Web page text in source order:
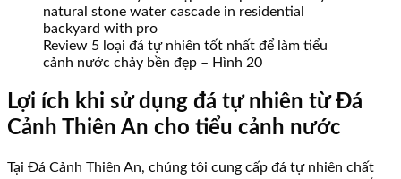
Review 5 loại đá tự nhiên tốt nhất để làm tiểu
cảnh nước chảy bền đẹp – Hình 20
Lợi ích khi sử dụng đá tự nhiên từ Đá
Cảnh Thiên An cho tiểu cảnh nước
Tại Đá Cảnh Thiên An, chúng tôi cung cấp đá tự nhiên chất